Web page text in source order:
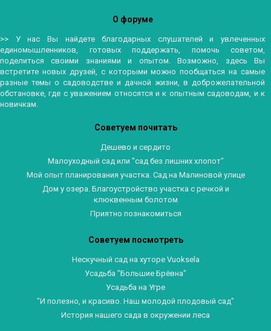
О форуме
>> У нас Вы найдете благодарных слушателей и увлеченных
единомышленников, готовых поддержать, помочь советом,
поделиться своими знаниями и опытом. Возможно, здесь Вы
встретите новых друзей, с которыми можно пообщаться на самые
разные темы о садоводстве и дачной жизни, в доброжелательной
обстановке, где с уважением относятся и к опытным садоводам, и к
новичкам.
Советуем почитать
Дешево и сердито
Малоуходный сад или "сад без лишних хлопот"
Мой опыт планирования участка. Сад на Малиновой улице
Дом у озера. Благоустройство участка с речкой и
клюквенным болотом
Приятно познакомиться
Советуем посмотреть
Нескучный сад на хуторе Vuoksela
Усадьба "Большие Брёвна"
Усадьба на Угре
"И полезно, и красиво. Наш молодой плодовый сад"
История нашего сада в окружении леса